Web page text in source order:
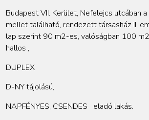
Budapest VII. Kerület, Nefelejcs utcában
mellet található, rendezett társasház II.
lap szerint 90 m2-es, valóságban 100
hallos ,
DUPLEX
D-NY tájolású,
NAPFÉNYES, CSENDES
eladó lakás.